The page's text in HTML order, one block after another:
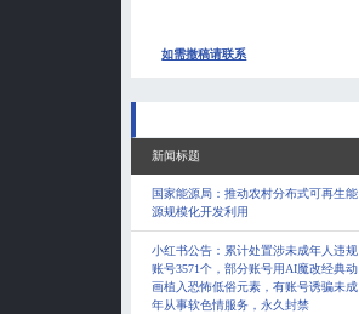
如需撤稿请联系
新闻标题
国家能源局：推动农村分布式可再生能
源规模化开发利用
小红书公告：累计处置涉未成年人违规
账号3571个，部分账号用AI魔改经典动
画植入恐怖低俗元素，有账号诱骗未成
年从事软色情服务，永久封禁